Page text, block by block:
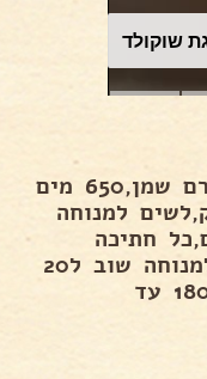
שוקולד
להכין את הבצק,קילו קמח,שמרית טריה 1,כף סוכר,כף מלח,50 גרם שמן,650 מים
דביק,לשים למנוחה
חתיכה
למשוך לאורך לפי התמונה,ואת הדוגמא עושים עם ידיים,לשים למנוחה שוב ל20
דקות ואז להבריש רק בחלמון עם מעט מים ולשים קצח,לתנור 180 עד